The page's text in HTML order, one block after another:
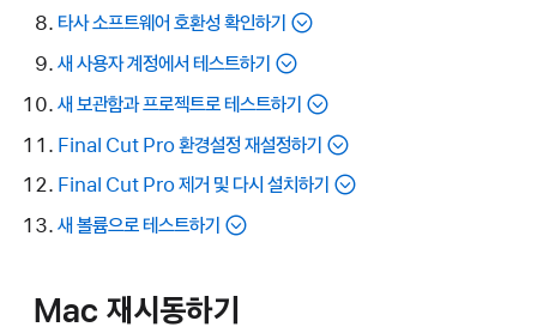
타사 소프트웨어 호환성 확인하기
새 사용자 계정에서 테스트하기
새 보관함과 프로젝트로 테스트하기
Final Cut Pro 환경설정 재설정하기
Final Cut Pro 제거 및 다시 설치하기
새 볼륨으로 테스트하기
Mac 재시동하기